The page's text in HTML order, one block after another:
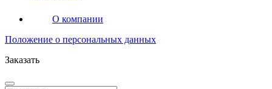
О компании
Положение о персональных данных
Заказать